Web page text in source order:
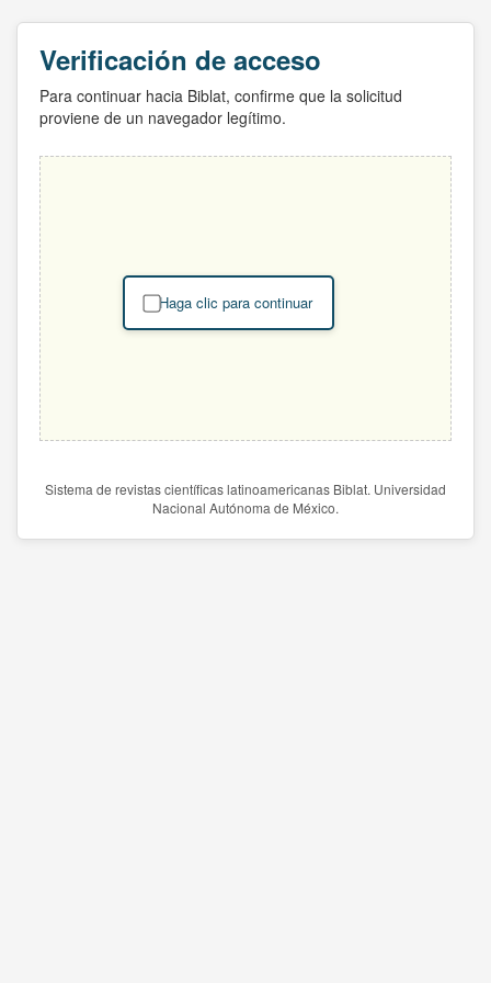
Verificación de acceso
Para continuar hacia Biblat, confirme que la solicitud
proviene de un navegador legítimo.
Haga clic para continuar
Sistema de revistas científicas latinoamericanas Biblat. Universidad
Nacional Autónoma de México.